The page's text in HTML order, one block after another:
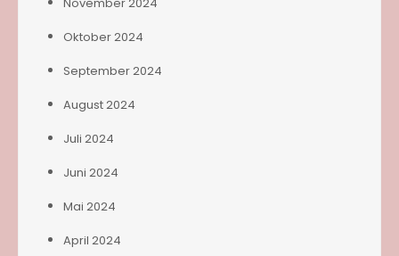
Oktober 2024
September 2024
August 2024
Juli 2024
Juni 2024
Mai 2024
April 2024